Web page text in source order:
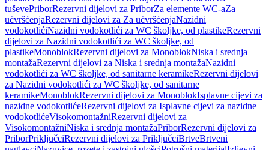
tuševePriborRezervni dijelovi za PriborZa elemente WC-aZa
učvršćenjaRezervni dijelovi za Za učvršćenjaNazidni
vodokotlićiNazidni vodokotlići za WC školjke, od plastikeRezervni
dijelovi za Nazidni vodokotlići za WC školjke, od
plastikeMonoblokRezervni dijelovi za MonoblokNiska i srednja
montažaRezervni dijelovi za Niska i srednja montažaNazidni
vodokotlići za WC školjke, od sanitarne keramikeRezervni dijelovi
za Nazidni vodokotlići za WC školjke, od sanitarne
keramikeMonoblokRezervni dijelovi za MonoblokIsplavne cijevi za
nazidne vodokotlićeRezervni dijelovi za Isplavne cijevi za nazidne
vodokotlićeVisokomontažniRezervni dijelovi za
VisokomontažniNiska i srednja montažaPriborRezervni dijelovi za
PriborPriključciRezervni dijelovi za PriključciBrtveBrtveni